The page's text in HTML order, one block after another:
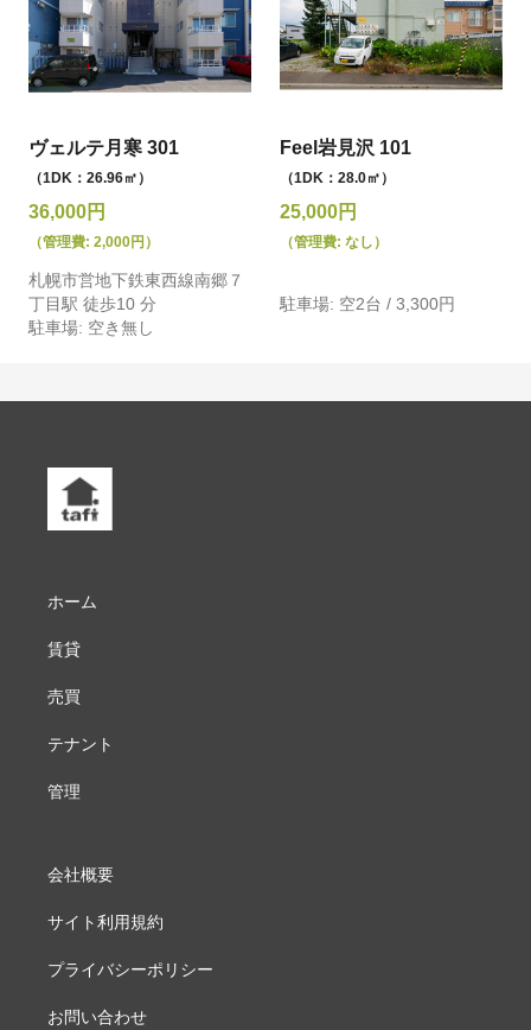
ヴェルテ月寒 301
（1DK：26.96㎡）
36,000円
（管理費: 2,000円）
札幌市営地下鉄東西線南郷７
丁目駅 徒歩10 分
駐車場: 空き無し
Feel岩見沢 101
（1DK：28.0㎡）
25,000円
（管理費: なし）
駐車場: 空2台 / 3,300円
ホーム
賃貸
売買
テナント
管理
会社概要
サイト利用規約
プライバシーポリシー
お問い合わせ